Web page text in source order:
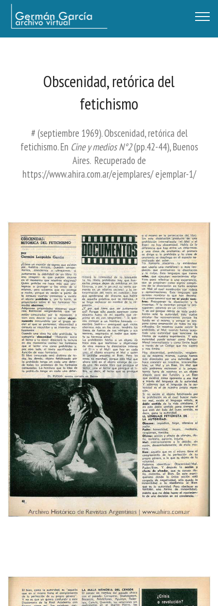
Germán García - Archivo Virtual / Centro Descartes, Buenos Aires
Obscenidad, retórica del
fetichismo
# (septiembre 1969). Obscenidad, retórica del
fetichismo. En Cine y medios N°2(pp.42-44), Buenos
Aires. Recuperado de
https://www.ahira.com.ar/ejemplares/ ejemplar-1/